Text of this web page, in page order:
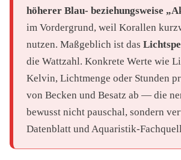
höherer Blau- beziehungsweise
im Vordergrund, weil Korallen
nutzen. Maßgeblich ist das
die Wattzahl. Konkrete Werte wie
Kelvin, Lichtmenge oder Stunden
von Becken und Besatz ab — die
bewusst nicht pauschal, sondern
Datenblatt und Aquaristik-